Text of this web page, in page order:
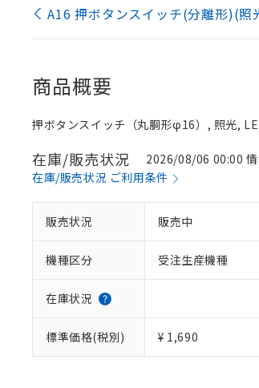
A16 押ボタンスイッチ(分離形)(
商品概要
押ボタンスイッチ（丸胴形φ16）, 照光,
在庫/販売状況
2026/08/06 00:00
在庫/販売状況 ご利用条件
販売状況 販売中
機種区分 受注生産機種
在庫状況
標準価格(税別) ¥ 1,690